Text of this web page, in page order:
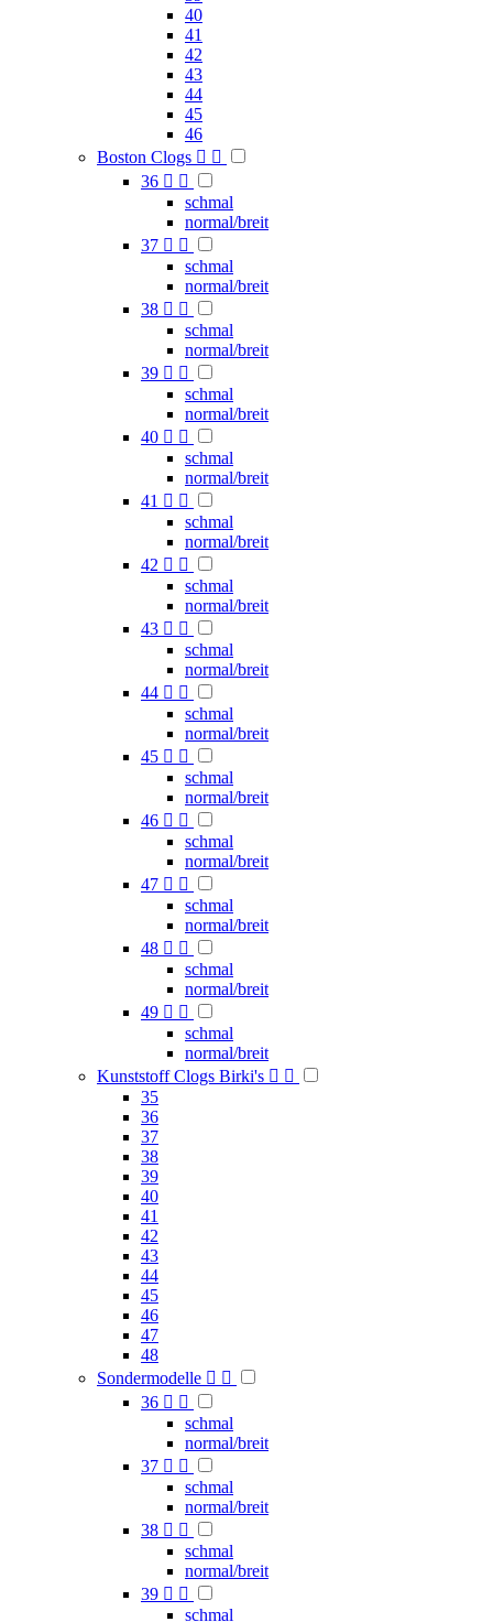
40
41
42
43
44
45
46
Boston Clogs  
36  
schmal
normal/breit
37  
schmal
normal/breit
38  
schmal
normal/breit
39  
schmal
normal/breit
40  
schmal
normal/breit
41  
schmal
normal/breit
42  
schmal
normal/breit
43  
schmal
normal/breit
44  
schmal
normal/breit
45  
schmal
normal/breit
46  
schmal
normal/breit
47  
schmal
normal/breit
48  
schmal
normal/breit
49  
schmal
normal/breit
Kunststoff Clogs Birki's  
35
36
37
38
39
40
41
42
43
44
45
46
47
48
Sondermodelle  
36  
schmal
normal/breit
37  
schmal
normal/breit
38  
schmal
normal/breit
39  
schmal